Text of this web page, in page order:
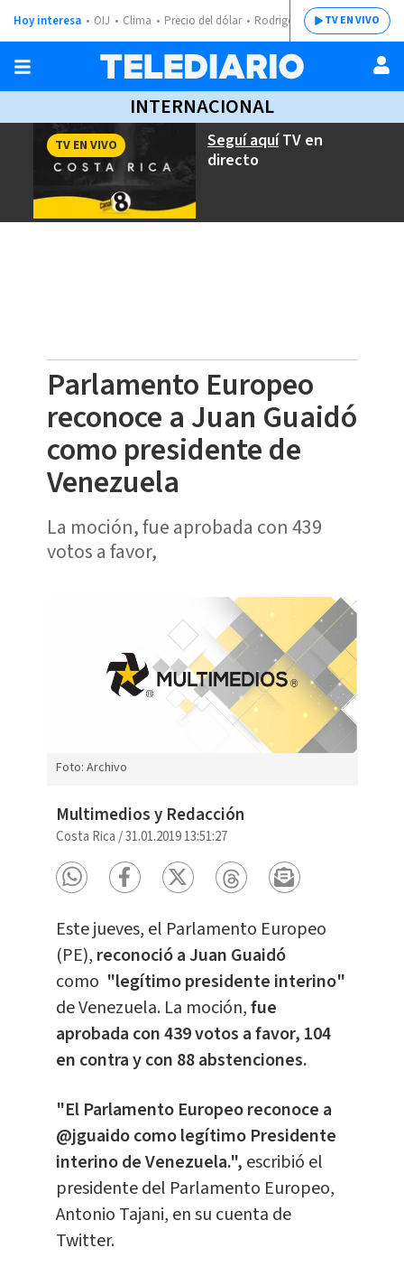
Hoy interesa OIJ Clima Precio del dólar Rodrigo ChavesTV EN VIVO
INTERNACIONAL
Seguí aquíTV en
directo
TV EN VIVO
Parlamento Europeo
reconoce a Juan Guaidó
como presidente de
Venezuela
La moción, fue aprobada con 439
votos a favor,
Foto: Archivo
Multimedios y Redacción
Costa Rica /31.01.2019 13:51:27
Este jueves, el Parlamento Europeo
(PE), reconoció a Juan Guaidó
como "legítimo presidente interino"
de Venezuela. La moción,fue
aprobada con 439 votos a favor, 104
en contra y con 88 abstenciones.
"El Parlamento Europeo reconoce a
@jguaidocomo legítimo Presidente
interino de Venezuela.", escribió el
presidente del Parlamento Europeo,
Antonio Tajani, en su cuenta de
Twitter.